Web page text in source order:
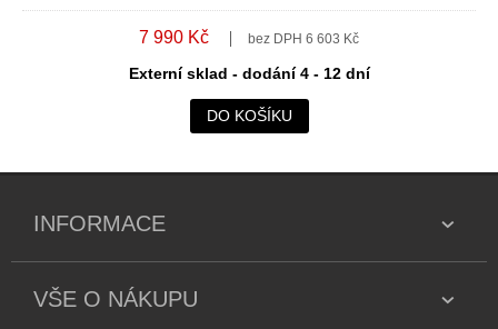
7 990 Kč bez DPH 6 603 Kč
Externí sklad - dodání 4 - 12 dní
DO KOŠÍKU
INFORMACE
VŠE O NÁKUPU